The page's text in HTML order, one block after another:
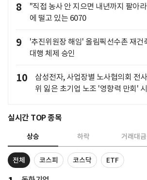
8
"직접 농사 안 지으면 내년까지 팔아
에 떨고 있는 6070
9
'추진위원장 해임' 올림픽선수촌 재
대행 체제 승인
10
삼성전자, 사업장별 노사협의회 전
위 잃은 초기업 노조 '영향력 만회'
실시간 TOP 종목
상승 하락 거래대금
전체 코스피 코스닥 ETF